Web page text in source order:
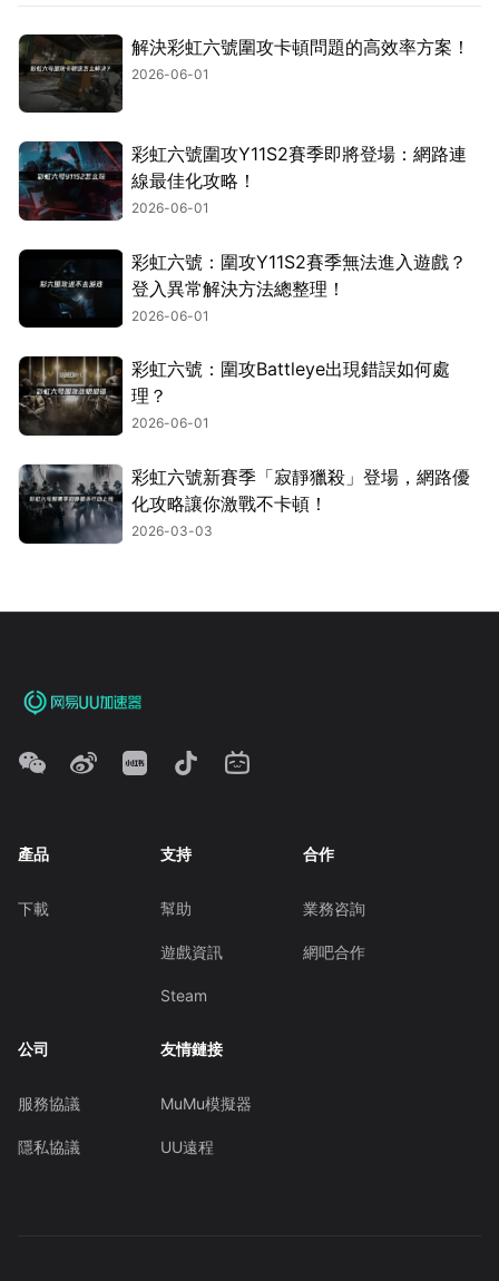
解決彩虹六號圍攻卡頓問題的高效率方案！
2026-06-01
彩虹六號圍攻Y11S2賽季即將登場：網路連
線最佳化攻略！
2026-06-01
彩虹六號：圍攻Y11S2賽季無法進入遊戲？
登入異常解決方法總整理！
2026-06-01
彩虹六號：圍攻Battleye出現錯誤如何處
理？
2026-06-01
彩虹六號新賽季「寂靜獵殺」登場，網路優
化攻略讓你激戰不卡頓！
2026-03-03
產品
下載
支持
幫助
遊戲資訊
Steam
合作
業務咨詢
網吧合作
公司
服務協議
隱私協議
友情鏈接
MuMu模擬器
UU遠程